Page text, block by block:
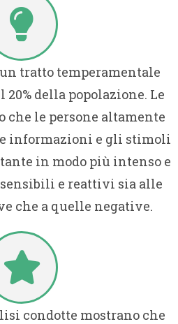
tratto temperamentale
20% della popolazione. Le
che le persone altamente
informazioni e gli stimoli
in modo più intenso e
sensibili e reattivi sia alle
che a quelle negative.
condotte mostrano che